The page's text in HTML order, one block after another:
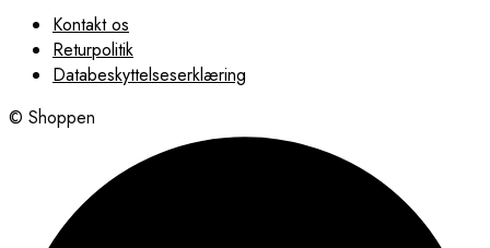
Kontakt os
Returpolitik
Databeskyttelseserklæring
© Shoppen